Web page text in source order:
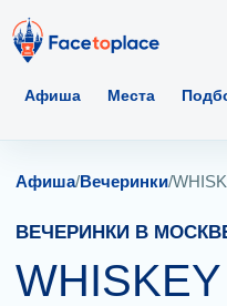
Афиша Места
Афиша/Вечеринки/
ВЕЧЕРИНКИ В